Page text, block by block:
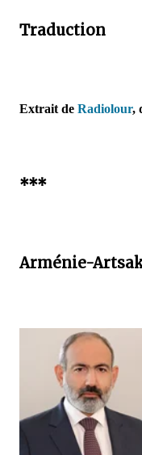
Traduction
Extrait de Radiolour,
***
Arménie-